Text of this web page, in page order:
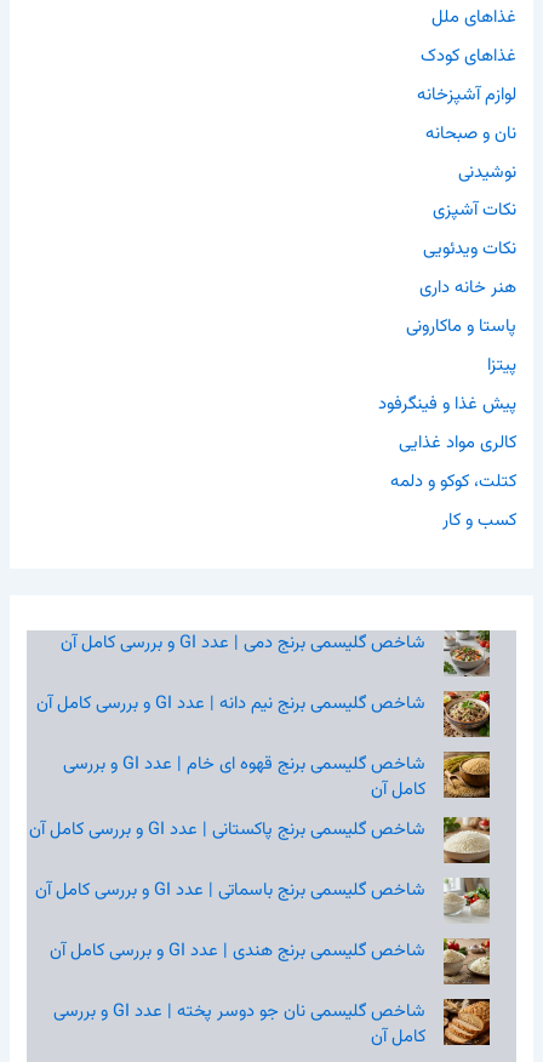
غذاهای ملل
غذاهای کودک
لوازم آشپزخانه
نان و صبحانه
نوشیدنی
نکات آشپزی
نکات ویدئویی
هنر خانه داری
پاستا و ماکارونی
پیتزا
پیش غذا و فینگرفود
کالری مواد غذایی
کتلت، کوکو و دلمه
کسب و کار
شاخص گلیسمی برنج دمی | عدد GI و بررسی کامل آن
شاخص گلیسمی برنج نیم‌ دانه | عدد GI و بررسی کامل آن
شاخص گلیسمی برنج قهوه‌ ای خام | عدد GI و بررسی
کامل آن
شاخص گلیسمی برنج پاکستانی | عدد GI و بررسی کامل آن
شاخص گلیسمی برنج باسماتی | عدد GI و بررسی کامل آن
شاخص گلیسمی برنج هندی | عدد GI و بررسی کامل آن
شاخص گلیسمی نان جو دوسر پخته | عدد GI و بررسی
کامل آن